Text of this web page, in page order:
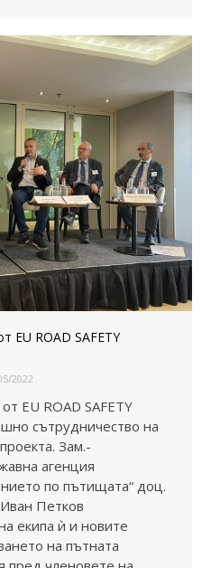
EU ROAD SAFETY
2022
EU ROAD SAFETY
сътрудничество на
Зам.-
агенция
по пътищата“ доц.
Петков
екипа ѝ и новите
на пътната